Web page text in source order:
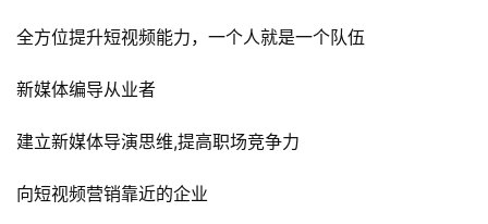
全方位提升短视频能力，一个人就是一个队伍
新媒体编导从业者
建立新媒体导演思维,提高职场竞争力
向短视频营销靠近的企业